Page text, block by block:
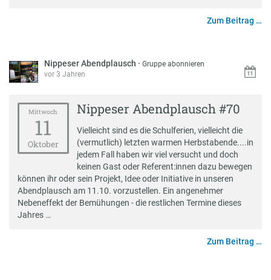
Zum Beitrag …
Nippeser Abendplausch ·Gruppe abonnieren
vor 3 Jahren
Mittwoch
11
Oktober
Nippeser Abendplausch #70
Vielleicht sind es die Schulferien, vielleicht die
(vermutlich) letzten warmen Herbstabende....in
jedem Fall haben wir viel versucht und doch
keinen Gast oder Referent:innen dazu bewegen
können ihr oder sein Projekt, Idee oder Initiative in unseren
Abendplausch am 11.10. vorzustellen. Ein angenehmer
Nebeneffekt der Bemühungen - die restlichen Termine dieses
Jahres …
Zum Beitrag …